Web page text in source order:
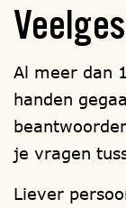
Al meer dan
handen
je vragen
Liever